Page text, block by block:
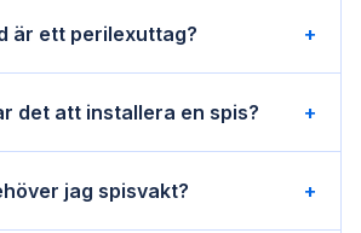
är ett perilexuttag? +
det att installera en spis? +
jag spisvakt? +